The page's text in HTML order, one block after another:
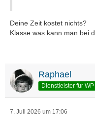
Deine Zeit kostet nichts?
Klasse was kann man bei
Raphael
Dienstleister für WP
7. Juli 2026 um 17:06